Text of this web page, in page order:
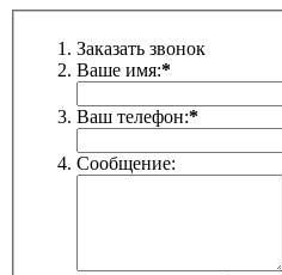
Заказать звонок
Ваше имя:*
Ваш телефон:*
Сообщение: